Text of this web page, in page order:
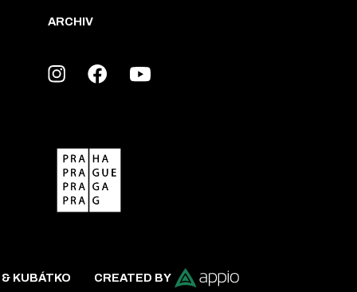
ARCHIV
KUBÁTKO CREATED BY